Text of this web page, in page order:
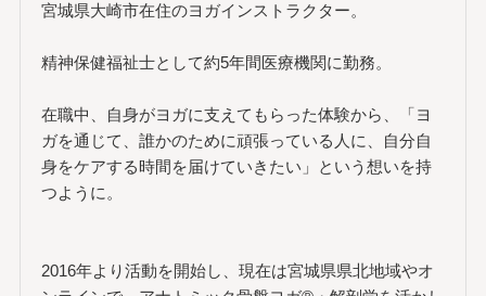
宮城県大崎市在住のヨガインストラクター。
精神保健福祉士として約5年間医療機関に勤務。
在職中、自身がヨガに支えてもらった体験から、「ヨ
ガを通じて、誰かのために頑張っている人に、自分自
身をケアする時間を届けていきたい」という想いを持
つように。
2016年より活動を開始し、現在は宮城県県北地域やオ